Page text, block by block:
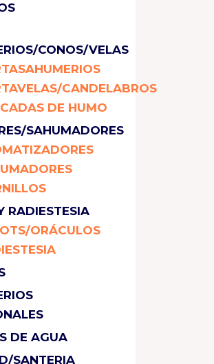
CONOS/VELAS
CANDELABROS
DE HUMO
SAHUMADORES
RADIESTESIA
ORÁCULOS
DE AGUA
SANTERIA